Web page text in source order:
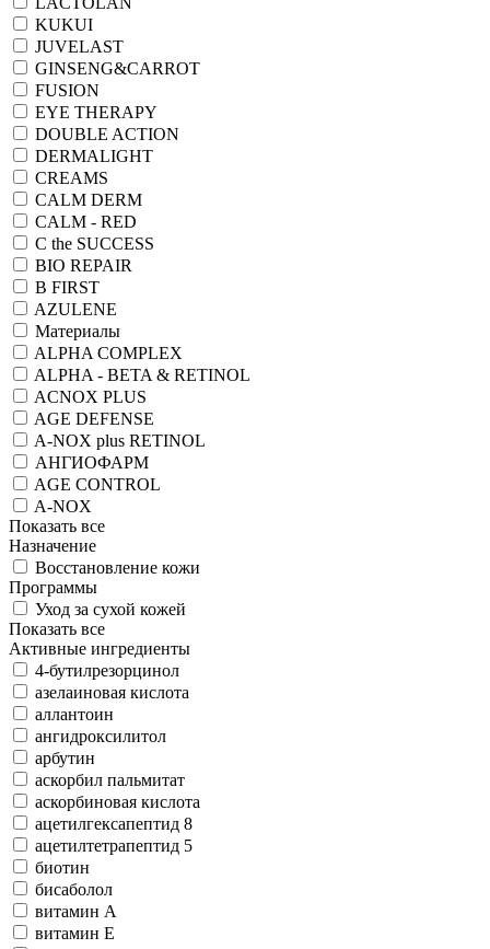
KUKUI
JUVELAST
GINSENG&CARROT
FUSION
EYE THERAPY
DOUBLE ACTION
DERMALIGHT
CREAMS
CALM DERM
CALM - RED
C the SUCCESS
BIO REPAIR
B FIRST
AZULENE
Материалы
ALPHA COMPLEX
ALPHA - BETA & RETINOL
ACNOX PLUS
AGE DEFENSE
A-NOX plus RETINOL
АНГИОФАРМ
AGE CONTROL
A-NOX
Показать все
Назначение
Восстановление кожи
Программы
Уход за сухой кожей
Показать все
Активные ингредиенты
4-бутилрезорцинол
азелаиновая кислота
аллантоин
ангидроксилитол
арбутин
аскорбил пальмитат
аскорбиновая кислота
ацетилгексапептид 8
ацетилтетрапептид 5
биотин
бисаболол
витамин А
витамин Е